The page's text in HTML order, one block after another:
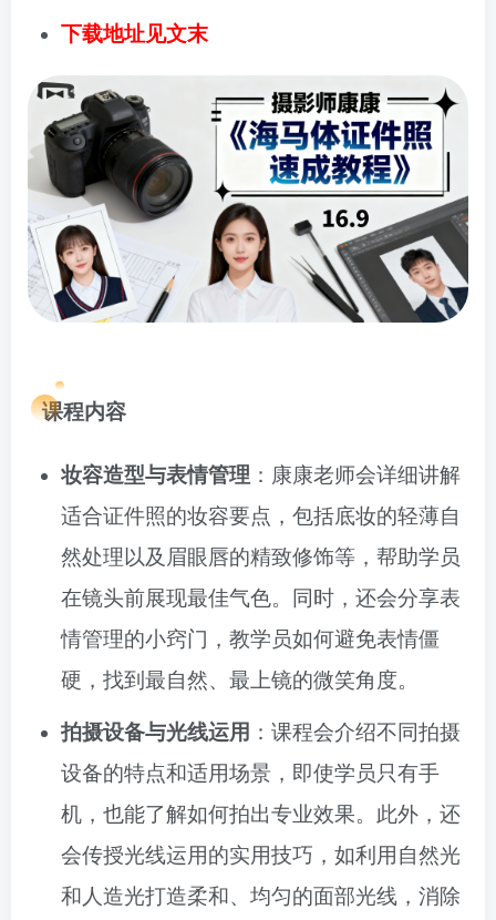
下载地址见文末
课程内容
妆容造型与表情管理 ：康康老师会详细讲解
适合证件照的妆容要点，包括底妆的轻薄自
然处理以及眉眼唇的精致修饰等，帮助学员
在镜头前展现最佳气色。同时，还会分享表
情管理的小窍门，教学员如何避免表情僵
硬，找到最自然、最上镜的微笑角度。
拍摄设备与光线运用 ：课程会介绍不同拍摄
设备的特点和适用场景，即使学员只有手
机，也能了解如何拍出专业效果。此外，还
会传授光线运用的实用技巧，如利用自然光
和人造光打造柔和、均匀的面部光线，消除